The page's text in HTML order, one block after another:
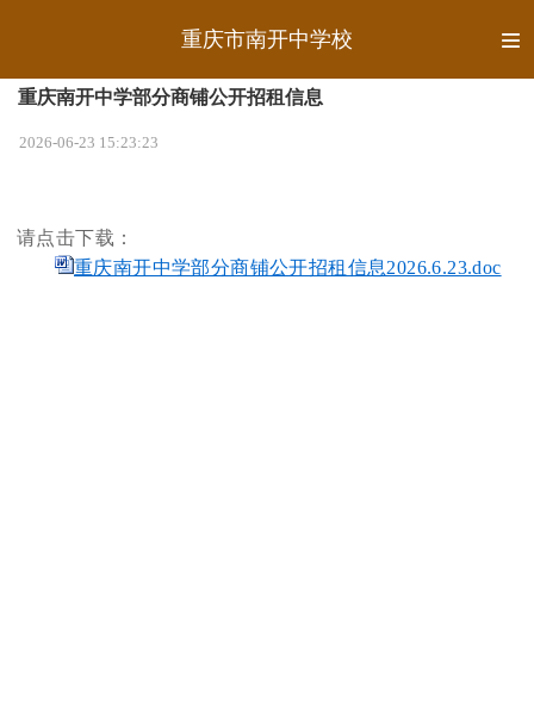
重庆市南开中学校
重庆南开中学部分商铺公开招租信息
2026-06-23 15:23:23
请点击下载：
重庆南开中学部分商铺公开招租信息2026.6.23.doc